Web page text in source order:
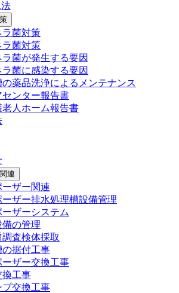
ラ菌対策
ラ菌対策
ラ菌が発生する要因
ラ菌に感染する要因
薬品洗浄によるメンテナンス
センター報告書
老人ホーム報告書
連
ーザー関連
ーザー排水処理槽設備管理
ザーシステム
備の管理
査検体採取
の据付工事
ーザー交換工事
換工事
プ交換工事